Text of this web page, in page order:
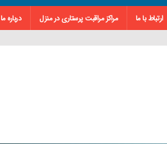
ارتباط با ما مراکز مراقبت پرستاری در منزل درباره ما